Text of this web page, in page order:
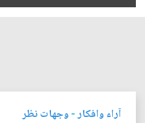
آراء وافكار-وجهات نظر